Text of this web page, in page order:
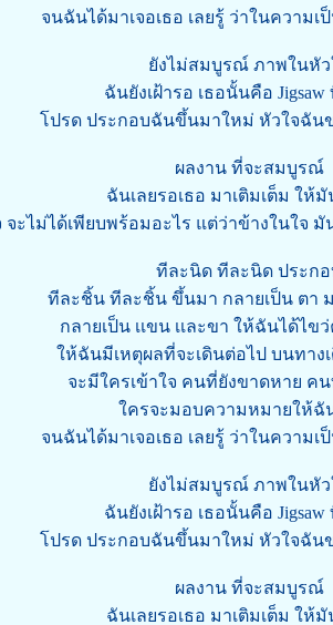
จนฉันได้มาเจอเธอ เลยรู้ ว่าในความ
ยังไม่สมบูรณ์ ภาพในหัว
ฉันยังเฝ้ารอ เธอนั้นคือ Jigsaw
โปรด ประกอบฉันขึ้นมาใหม่ หัวใจฉัน
ผลงาน ที่จะสมบูรณ์
ฉันเลยรอเธอ มาเติมเต็ม ให้มั
จะไม่ได้เพียบพร้อมอะไร แต่ว่าข้างในใจ มั
ทีละนิด ทีละนิด ประกอ
ทีละชิ้น ทีละชิ้น ขึ้นมา กลายเป็น ตา
กลายเป็น เเขน เเละขา ให้ฉันได้ไ
ให้ฉันมีเหตุผลที่จะเดินต่อไป บนทาง
จะมีใครเข้าใจ คนที่ยังขาดหาย คน
ใครจะมอบความหมายให้ฉั
จนฉันได้มาเจอเธอ เลยรู้ ว่าในความ
ยังไม่สมบูรณ์ ภาพในหัว
ฉันยังเฝ้ารอ เธอนั้นคือ Jigsaw
โปรด ประกอบฉันขึ้นมาใหม่ หัวใจฉัน
ผลงาน ที่จะสมบูรณ์
ฉันเลยรอเธอ มาเติมเต็ม ให้มั